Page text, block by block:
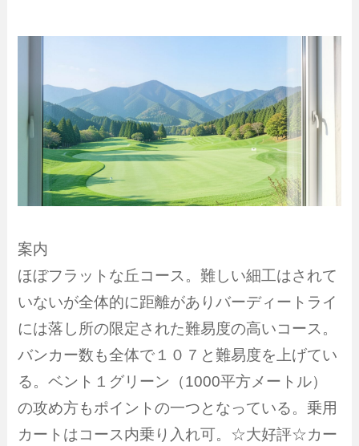
案内
ほぼフラットな丘コース。難しい細工はされて
いないが全体的に距離がありバーディートライ
には落し所の限定された難易度の高いコース。
バンカー数も全体で１０７と難易度を上げてい
る。ベント１グリーン（1000平方メートル）
の攻め方もポイントの一つとなっている。乗用
カートはコース内乗り入れ可。☆大好評☆カー